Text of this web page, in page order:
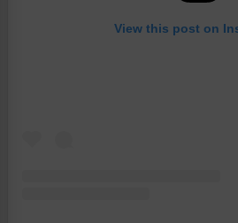
View this post on